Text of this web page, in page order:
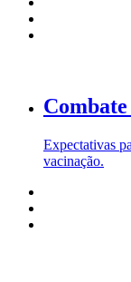
Expectativas
vacinação.